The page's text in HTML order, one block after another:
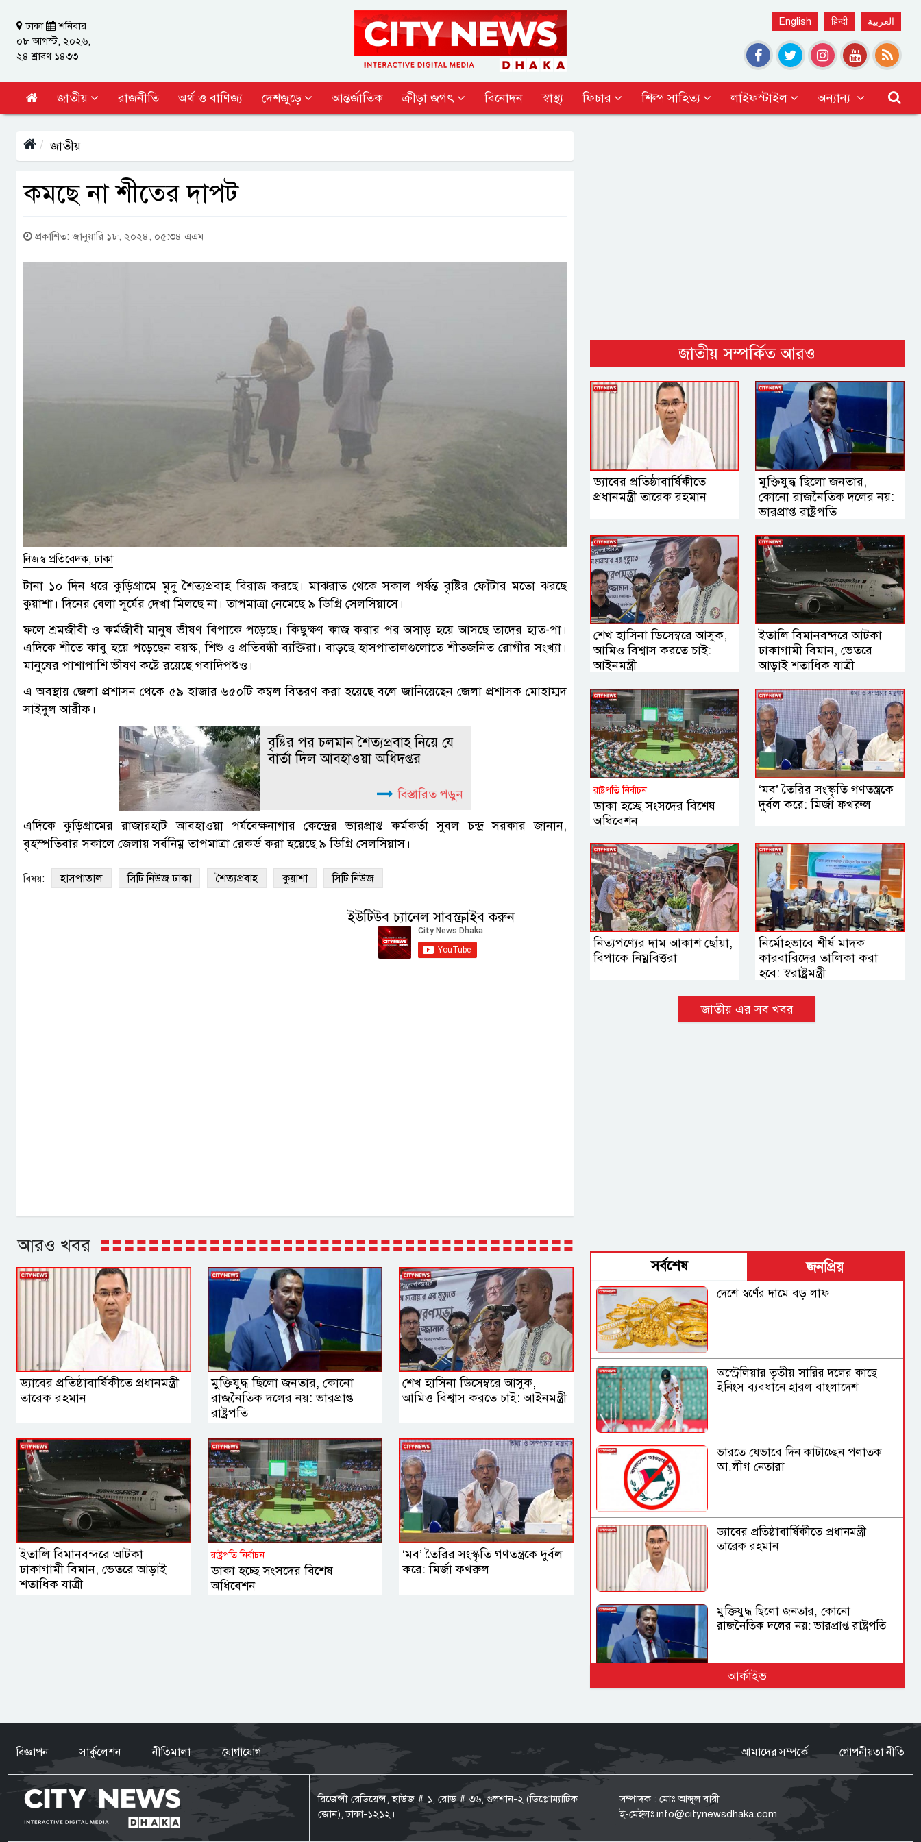
ঢাকা
শনিবার
০৮ আগস্ট, ২০২৬,
২৪ শ্রাবণ ১৪৩৩
English हिन्दी العربية
জাতীয় রাজনীতি অর্থ ও বাণিজ্য দেশজুড়ে আন্তর্জাতিক ক্রীড়া জগৎ বিনোদন স্বাস্থ্য ফিচার শিল্প সাহিত্য লাইফস্টাইল অন্যান্য
জাতীয়
কমছে না শীতের দাপট
প্রকাশিত: জানুয়ারি ১৮, ২০২৪, ০৫:৩৪ এএম
নিজস্ব প্রতিবেদক, ঢাকা
টানা ১০ দিন ধরে কুড়িগ্রামে মৃদু শৈত্যপ্রবাহ বিরাজ করছে। মাঝরাত থেকে সকাল পর্যন্ত বৃষ্টির ফোঁটার মতো ঝরছে
কুয়াশা। দিনের বেলা সূর্যের দেখা মিলছে না। তাপমাত্রা নেমেছে ৯ ডিগ্রি সেলসিয়াসে।
ফলে শ্রমজীবী ও কর্মজীবী মানুষ ভীষণ বিপাকে পড়েছে। কিছুক্ষণ কাজ করার পর অসাড় হয়ে আসছে তাদের হাত-পা।
এদিকে শীতে কাবু হয়ে পড়েছেন বয়স্ক, শিশু ও প্রতিবন্ধী ব্যক্তিরা। বাড়ছে হাসপাতালগুলোতে শীতজনিত রোগীর সংখ্যা।
মানুষের পাশাপাশি ভীষণ কষ্টে রয়েছে গবাদিপশুও।
এ অবস্থায় জেলা প্রশাসন থেকে ৫৯ হাজার ৬৫০টি কম্বল বিতরণ করা হয়েছে বলে জানিয়েছেন জেলা প্রশাসক মোহাম্মদ
সাইদুল আরীফ।
বৃষ্টির পর চলমান শৈত্যপ্রবাহ নিয়ে যে
বার্তা দিল আবহাওয়া অধিদপ্তর
বিস্তারিত পড়ুন
এদিকে কুড়িগ্রামের রাজারহাট আবহাওয়া পর্যবেক্ষনাগার কেন্দ্রের ভারপ্রাপ্ত কর্মকর্তা সুবল চন্দ্র সরকার জানান,
বৃহস্পতিবার সকালে জেলায় সর্বনিম্ন তাপমাত্রা রেকর্ড করা হয়েছে ৯ ডিগ্রি সেলসিয়াস।
বিষয়: হাসপাতাল সিটি নিউজ ঢাকা শৈত্যপ্রবাহ কুয়াশা সিটি নিউজ
ইউটিউব চ্যানেল সাবস্ক্রাইব করুন
আরও খবর
ড্যাবের প্রতিষ্ঠাবার্ষিকীতে প্রধানমন্ত্রী
তারেক রহমান
মুক্তিযুদ্ধ ছিলো জনতার, কোনো
রাজনৈতিক দলের নয়: ভারপ্রাপ্ত
রাষ্ট্রপতি
শেখ হাসিনা ডিসেম্বরে আসুক,
আমিও বিশ্বাস করতে চাই: আইনমন্ত্রী
ইতালি বিমানবন্দরে আটকা
ঢাকাগামী বিমান, ভেতরে আড়াই
শতাধিক যাত্রী
রাষ্ট্রপতি নির্বাচন
ডাকা হচ্ছে সংসদের বিশেষ
অধিবেশন
‘মব’ তৈরির সংস্কৃতি গণতন্ত্রকে দুর্বল
করে: মির্জা ফখরুল
জাতীয় সম্পর্কিত আরও
ড্যাবের প্রতিষ্ঠাবার্ষিকীতে
প্রধানমন্ত্রী তারেক রহমান
মুক্তিযুদ্ধ ছিলো জনতার,
কোনো রাজনৈতিক দলের নয়:
ভারপ্রাপ্ত রাষ্ট্রপতি
শেখ হাসিনা ডিসেম্বরে আসুক,
আমিও বিশ্বাস করতে চাই:
আইনমন্ত্রী
ইতালি বিমানবন্দরে আটকা
ঢাকাগামী বিমান, ভেতরে
আড়াই শতাধিক যাত্রী
রাষ্ট্রপতি নির্বাচন
ডাকা হচ্ছে সংসদের বিশেষ
অধিবেশন
‘মব’ তৈরির সংস্কৃতি গণতন্ত্রকে
দুর্বল করে: মির্জা ফখরুল
নিত্যপণ্যের দাম আকাশ ছোঁয়া,
বিপাকে নিম্নবিত্তরা
নির্মোহভাবে শীর্ষ মাদক
কারবারিদের তালিকা করা
হবে: স্বরাষ্ট্রমন্ত্রী
জাতীয় এর সব খবর
সর্বশেষ জনপ্রিয়
দেশে স্বর্ণের দামে বড় লাফ
অস্ট্রেলিয়ার তৃতীয় সারির দলের কাছে
ইনিংস ব্যবধানে হারল বাংলাদেশ
ভারতে যেভাবে দিন কাটাচ্ছেন পলাতক
আ.লীগ নেতারা
ড্যাবের প্রতিষ্ঠাবার্ষিকীতে প্রধানমন্ত্রী
তারেক রহমান
মুক্তিযুদ্ধ ছিলো জনতার, কোনো
রাজনৈতিক দলের নয়: ভারপ্রাপ্ত রাষ্ট্রপতি
শেখ হাসিনা ডিসেম্বরে আসুক, আমিও
আর্কাইভ
বিজ্ঞাপন সার্কুলেশন নীতিমালা যোগাযোগ আমাদের সম্পর্কে গোপনীয়তা নীতি
রিজেন্সী রেডিয়েন্স, হাউজ # ১, রোড # ৩৬, গুলশান-২ (ডিপ্লোম্যাটিক
জোন), ঢাকা-১২১২।
সম্পাদক : মোঃ আব্দুল বারী
ই-মেইলঃ info@citynewsdhaka.com